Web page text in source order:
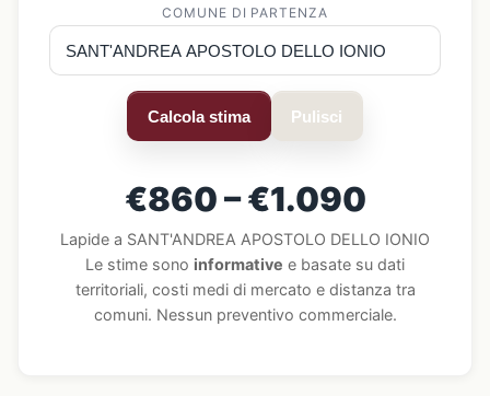
COMUNE DI PARTENZA
Calcola stima Pulisci
€860 – €1.090
Lapide a SANT'ANDREA APOSTOLO DELLO IONIO
Le stime sono informative e basate su dati
territoriali, costi medi di mercato e distanza tra
comuni. Nessun preventivo commerciale.